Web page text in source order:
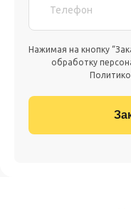
Телефон
Нажимая на кнопку
обработку